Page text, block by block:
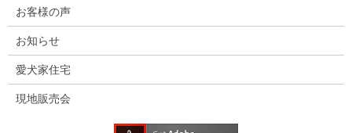
お客様の声
お知らせ
愛犬家住宅
現地販売会